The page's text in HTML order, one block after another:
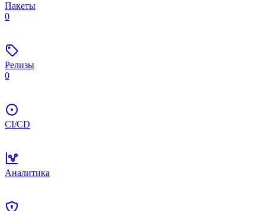
Пакеты
0
Релизы
0
CI/CD
Аналитика